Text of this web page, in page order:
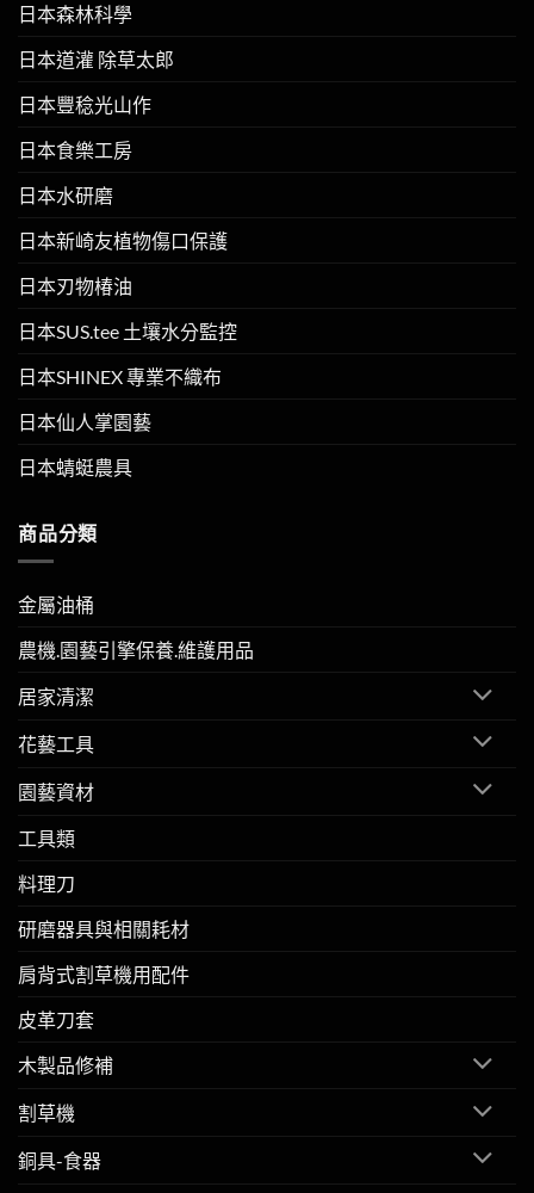
日本森林科學
日本道灌 除草太郎
日本豐稔光山作
日本食樂工房
日本水研磨
日本新崎友植物傷口保護
日本刃物椿油
日本SUS.tee 土壤水分監控
日本SHINEX 專業不織布
日本仙人掌園藝
日本蜻蜓農具
商品分類
金屬油桶
農機.園藝引擎保養.維護用品
居家清潔
花藝工具
園藝資材
工具類
料理刀
研磨器具與相關耗材
肩背式割草機用配件
皮革刀套
木製品修補
割草機
銅具-食器